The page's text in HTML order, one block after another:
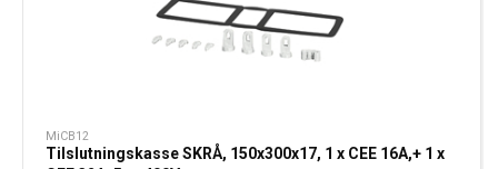
MiCB12
Tilslutningskasse SKRÅ, 150x300x17, 1 x CEE 16A,+ 1 x